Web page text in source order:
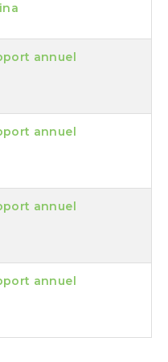
annuel
annuel
annuel
annuel